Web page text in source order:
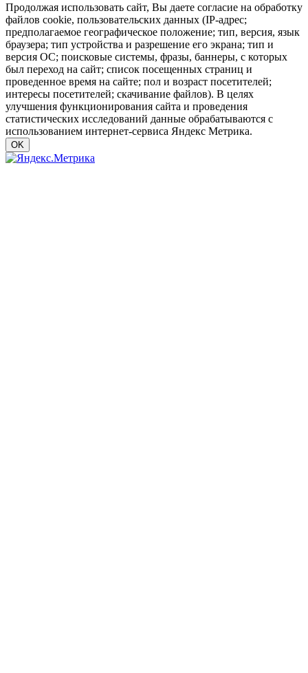
Продолжая использовать сайт, Вы даете согласие на обработку
файлов cookie, пользовательских данных (IP-адрес;
предполагаемое географическое положение; тип, версия, язык
браузера; тип устройства и разрешение его экрана; тип и
версия ОС; поисковые системы, фразы, баннеры, с которых
был переход на сайт; список посещенных страниц и
проведенное время на сайте; пол и возраст посетителей;
интересы посетителей; скачивание файлов). В целях
улучшения функционирования сайта и проведения
статистических исследований данные обрабатываются с
использованием интернет-сервиса Яндекс Метрика.
OK